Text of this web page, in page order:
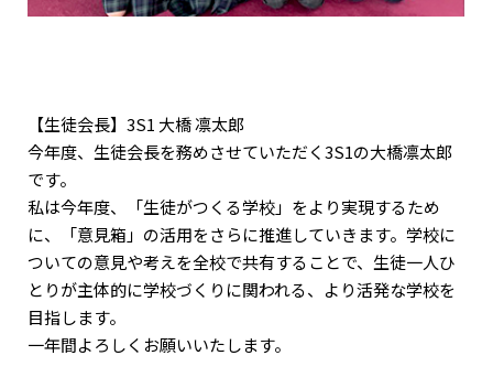
【生徒会長】3S1 大橋 凛太郎
今年度、生徒会長を務めさせていただく3S1の大橋凛太郎
です。
私は今年度、「生徒がつくる学校」をより実現するため
に、「意見箱」の活用をさらに推進していきます。学校に
ついての意見や考えを全校で共有することで、生徒一人ひ
とりが主体的に学校づくりに関われる、より活発な学校を
目指します。
一年間よろしくお願いいたします。